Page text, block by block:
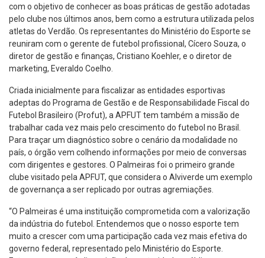
com o objetivo de conhecer as boas práticas de gestão adotadas
pelo clube nos últimos anos, bem como a estrutura utilizada pelos
atletas do Verdão. Os representantes do Ministério do Esporte se
reuniram com o gerente de futebol profissional, Cícero Souza, o
diretor de gestão e finanças, Cristiano Koehler, e o diretor de
marketing, Everaldo Coelho.
Criada inicialmente para fiscalizar as entidades esportivas
adeptas do Programa de Gestão e de Responsabilidade Fiscal do
Futebol Brasileiro (Profut), a APFUT tem também a missão de
trabalhar cada vez mais pelo crescimento do futebol no Brasil.
Para traçar um diagnóstico sobre o cenário da modalidade no
país, o órgão vem colhendo informações por meio de conversas
com dirigentes e gestores. O Palmeiras foi o primeiro grande
clube visitado pela APFUT, que considera o Alviverde um exemplo
de governança a ser replicado por outras agremiações.
“O Palmeiras é uma instituição comprometida com a valorização
da indústria do futebol. Entendemos que o nosso esporte tem
muito a crescer com uma participação cada vez mais efetiva do
governo federal, representado pelo Ministério do Esporte.